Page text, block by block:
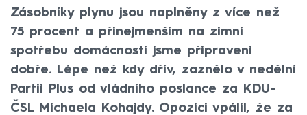
Zásobníky plynu jsou naplněny z více než
75 procent a přinejmenším na zimní
spotřebu domácností jsme připraveni
dobře. Lépe než kdy dřív, zaznělo v nedělní
Partii Plus od vládního poslance za KDU-
ČSL Michaela Kohajdy. Opozici vpálil, že za